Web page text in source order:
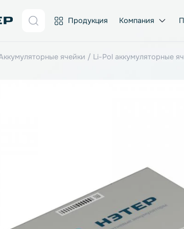
Продукция Компания
/Аккумуляторные ячейки / Li-Pol